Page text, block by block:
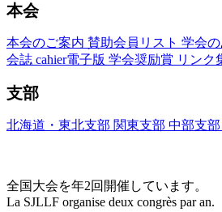
本会
本会のご案内 賛助会員リスト 学会
会誌 cahier電子版 学会奨励賞 リンク
支部
北海道・東北支部 関東支部 中部支部
全国大会を年2回開催していま
La SJLLF organise deux congrès par an.